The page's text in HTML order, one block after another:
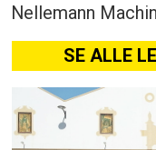
Nellemann
SE ALLE